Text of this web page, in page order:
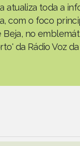
atualiza toda a
com o foco
no
da Rádio Voz